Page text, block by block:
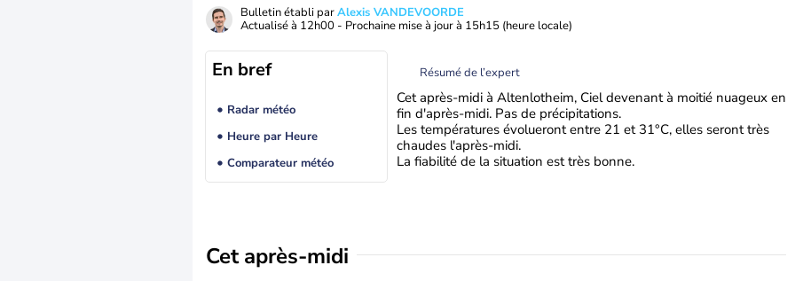
Bulletin établi parAlexis VANDEVOORDE
Actualisé à 12h00 - Prochaine mise à jour à 15h15 (heure locale)
En bref
Radar météo
Heure par Heure
Comparateur météo
Résumé de l’expert
Cet après-midi à Altenlotheim, Ciel devenant à moitié nuageux en
fin d'après-midi. Pas de précipitations.
Les températures évolueront entre 21 et 31°C, elles seront très
chaudes l'après-midi.
La fiabilité de la situation est très bonne.
Cet après-midi